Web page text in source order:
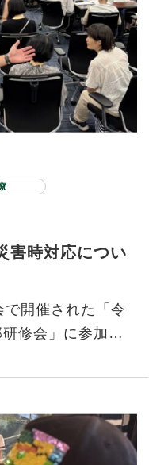
害時対応につい
開催された「令
修会」に参加さ
参加1…